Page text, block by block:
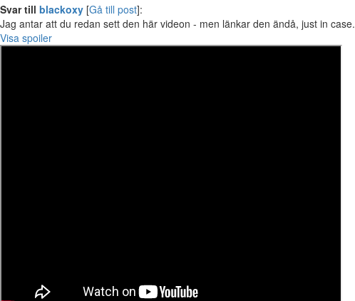
Svar till blackoxy [Gå till post]:
Jag antar att du redan sett den här videon - men länkar den ändå, just in case.
Visa spoiler